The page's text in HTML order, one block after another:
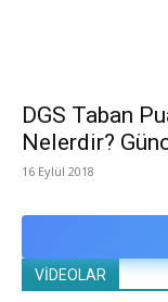
DGS Taban
Nelerdir?
16 Eylül 2018
VİDEOLAR